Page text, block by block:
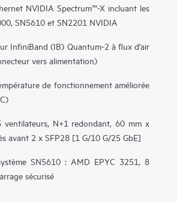
NVIDIA Spectrum™-X incluant les
SN5610 et SN2201 NVIDIA
InfiniBand (IB) Quantum-2 à flux d'air
vers alimentation)
de fonctionnement améliorée
ventilateurs, N+1 redondant, 60 mm x
avant 2 x SFP28 [1 G/10 G/25 GbE]
SN5610 : AMD EPYC 3251, 8
sécurisé